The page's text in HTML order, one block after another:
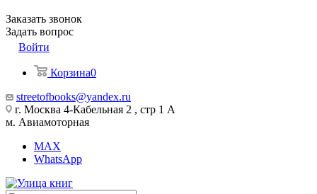
Заказать звонок
Задать вопрос
Войти
Корзина0
streetofbooks@yandex.ru
г. Москва 4-Кабельная 2 , стр 1 А
м. Авиамоторная
MAX
WhatsApp